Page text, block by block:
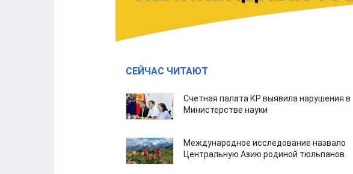
СЕЙЧАС ЧИТАЮТ
Счетная палата КР выявила нарушения в
Министерстве науки
Международное исследование назвало
Центральную Азию родиной тюльпанов